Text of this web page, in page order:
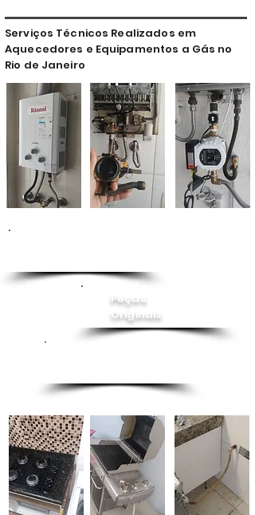
Serviços Técnicos Realizados em
Aquecedores e Equipamentos a Gás no
Rio de Janeiro
Peças
Originais